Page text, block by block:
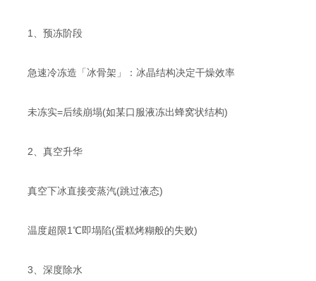
1、预冻阶段​​
急速冷冻造「冰骨架」：冰晶结构决定干燥效率
未冻实=后续崩塌(如某口服液冻出蜂窝状结构)
​​2、真空升华​​
真空下冰直接变蒸汽(跳过液态)
温度超限1℃即塌陷(蛋糕烤糊般的失败)
​​3、深度除水​​